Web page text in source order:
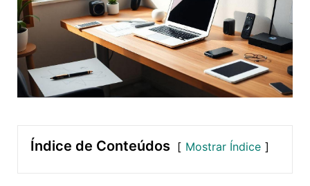
Índice de Conteúdos Mostrar Índice